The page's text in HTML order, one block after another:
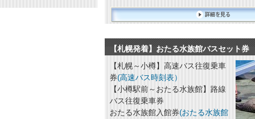
【札幌発着】おたる水族館バスセット券
【札幌～小樽】高速バス往復乗車
券(高速バス時刻表）
【小樽駅前～おたる水族館】路線
バス往復乗車券
おたる水族館入館券(おたる水族館